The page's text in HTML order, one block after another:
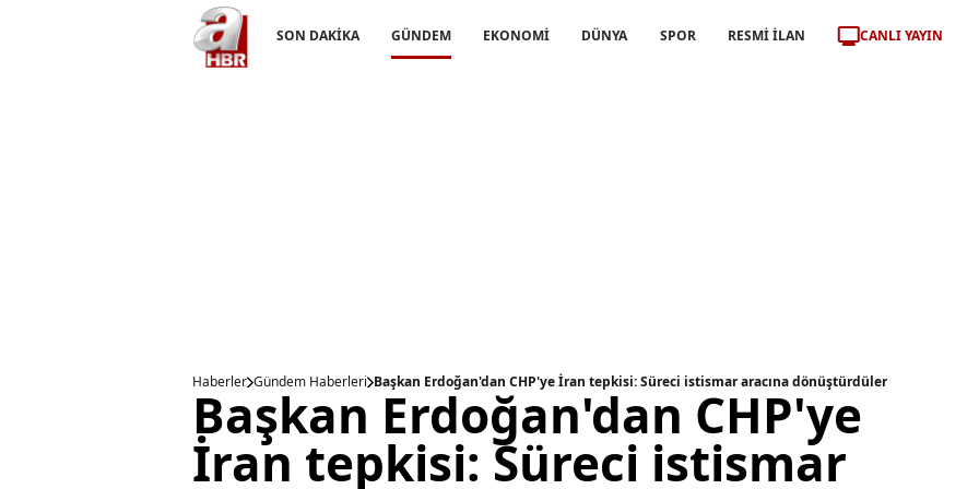
SON DAKİKA GÜNDEM EKONOMİ DÜNYA SPOR RESMİ İLAN CANLI YAYIN
Haberler Gündem Haberleri Başkan Erdoğan'dan CHP'ye İran tepkisi: Süreci istismar aracına dönüştürdüler
Başkan Erdoğan'dan CHP'ye
İran tepkisi: Süreci istismar